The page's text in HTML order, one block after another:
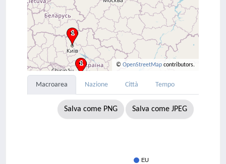
© OpenStreetMap contributors.
Macroarea Nazione Città Tempo
Salva come PNG Salva come JPEG
EU